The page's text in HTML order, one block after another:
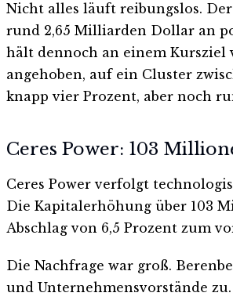
Nicht alles läuft reibungslos.
rund 2,65 Milliarden Dollar an
hält dennoch an einem Kursziel
angehoben, auf ein Cluster
knapp vier Prozent, aber noch
Ceres Power: 103
Ceres Power verfolgt
Die Kapitalerhöhung über 103
Abschlag von 6,5 Prozent zum
Die Nachfrage war groß.
und Unternehmensvorstände